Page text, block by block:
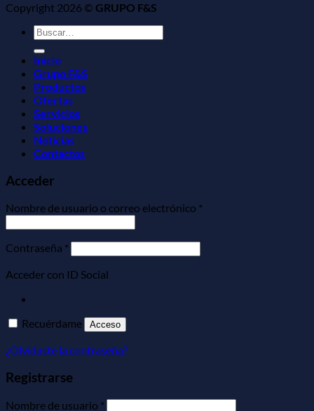
Copyright 2026 © GRUPO F&S
Buscar
por:
Inicio
Grupo F&S
Productos
Ofertas
Servicios
Soluciones
Noticias
Contactos
Acceder
Nombre de usuario o correo electrónico *
Contraseña *
Acceder con ID Social
Recuérdame Acceso
¿Olvidaste la contraseña?
Registrarse
Nombre de usuario * Obligatorio